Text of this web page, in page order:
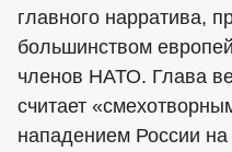
главного нарратива,
большинством
членов НАТО. Глава
считает
нападением России